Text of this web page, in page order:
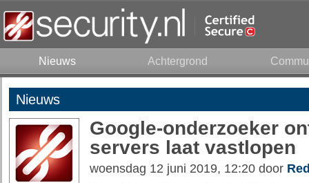
Nieuws Achtergrond
Nieuws
Google-onderzoeker
servers laat vastlopen
woensdag 12 juni 2019, 12:20 door